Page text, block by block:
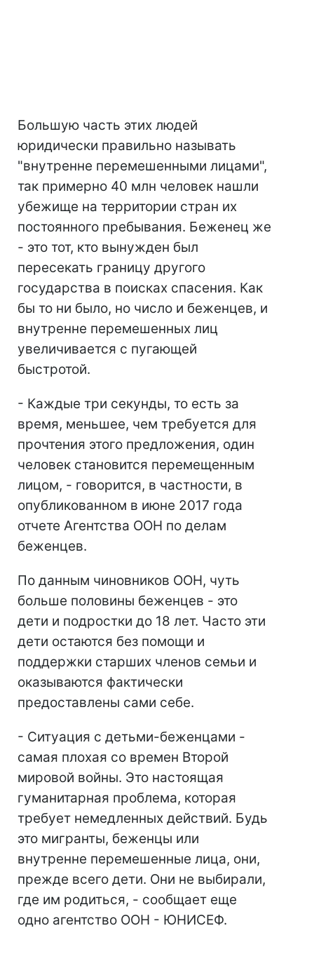
Большую часть этих людей
юридически правильно называть
"внутренне перемешенными лицами",
так примерно 40 млн человек нашли
убежище на территории стран их
постоянного пребывания. Беженец же
- это тот, кто вынужден был
пересекать границу другого
государства в поисках спасения. Как
бы то ни было, но число и беженцев, и
внутренне перемешенных лиц
увеличивается с пугающей
быстротой.
- Каждые три секунды, то есть за
время, меньшее, чем требуется для
прочтения этого предложения, один
человек становится перемещенным
лицом, - говорится, в частности, в
опубликованном в июне 2017 года
отчете Агентства ООН по делам
беженцев.
По данным чиновников ООН, чуть
больше половины беженцев - это
дети и подростки до 18 лет. Часто эти
дети остаются без помощи и
поддержки старших членов семьи и
оказываются фактически
предоставлены сами себе.
- Ситуация с детьми-беженцами -
самая плохая со времен Второй
мировой войны. Это настоящая
гуманитарная проблема, которая
требует немедленных действий. Будь
это мигранты, беженцы или
внутренне перемешенные лица, они,
прежде всего дети. Они не выбирали,
где им родиться, - сообщает еще
одно агентство ООН - ЮНИСЕФ.